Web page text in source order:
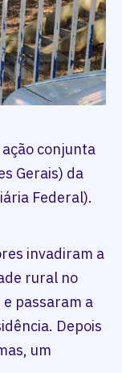
conjunta
Gerais) da
Federal).
invadiram a
rural no
passaram a
Depois
um